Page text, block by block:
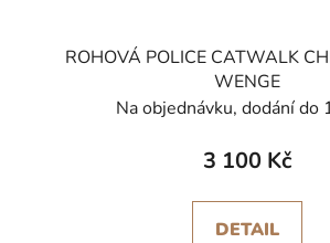
ROHOVÁ POLICE CATWALK
WENGE
Na objednávku, dodání do
3 100 Kč
DETAIL